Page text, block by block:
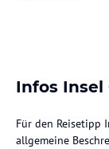
Infos Insel
Für den Reisetipp
allgemeine